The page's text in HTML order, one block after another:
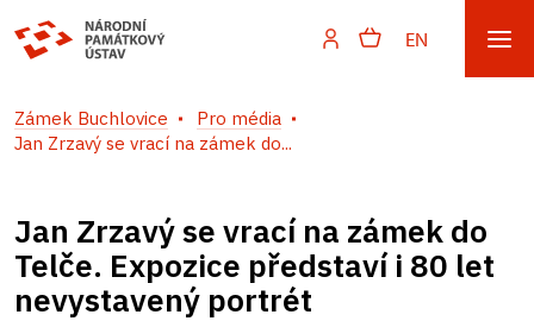
EN
Zámek Buchlovice
Pro média
Jan Zrzavý se vrací na zámek do...
Jan Zrzavý se vrací na zámek do
Telče. Expozice představí i 80 let
nevystavený portrét